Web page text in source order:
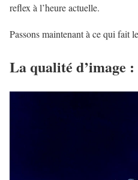
reflex à l’heure actuelle.
Passons maintenant à ce qui fait
La qualité d’image :